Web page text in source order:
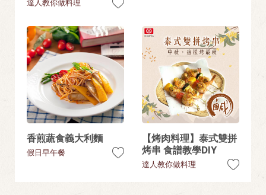
達人教你做料理
香煎蔬食義大利麵
假日早午餐
【烤肉料理】泰式雙拼
烤串 食譜教學DIY
達人教你做料理